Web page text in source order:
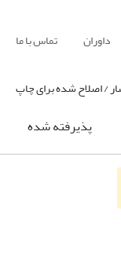
داوران تماس با ما
/ اصلاح شده برای چاپ
پذیرفته شده